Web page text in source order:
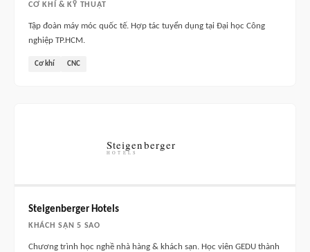
CƠ KHÍ & KỸ THUẬT
Tập đoàn máy móc quốc tế. Hợp tác tuyển dụng tại Đại học Công
nghiệp TP.HCM.
Cơ khí CNC
Steigenberger Hotels
KHÁCH SẠN 5 SAO
Chương trình học nghề nhà hàng & khách sạn. Học viên GEDU thành